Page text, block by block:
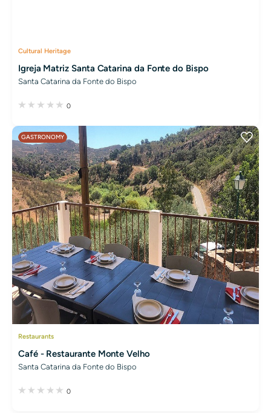
Cultural Heritage
Igreja Matriz Santa Catarina da Fonte do Bispo
Santa Catarina da Fonte do Bispo
0
GASTRONOMY
Restaurants
Café - Restaurante Monte Velho
Santa Catarina da Fonte do Bispo
0